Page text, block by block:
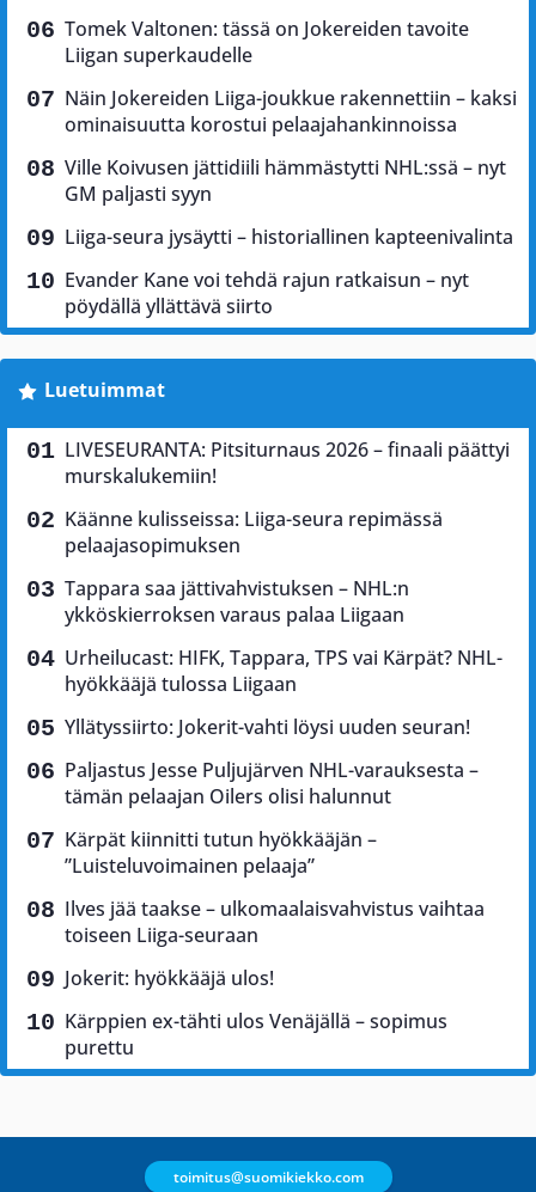
Tomek Valtonen: tässä on Jokereiden tavoite
Liigan superkaudelle
Näin Jokereiden Liiga-joukkue rakennettiin – kaksi
ominaisuutta korostui pelaajahankinnoissa
Ville Koivusen jättidiili hämmästytti NHL:ssä – nyt
GM paljasti syyn
Liiga-seura jysäytti – historiallinen kapteenivalinta
Evander Kane voi tehdä rajun ratkaisun – nyt
pöydällä yllättävä siirto
Luetuimmat
LIVESEURANTA: Pitsiturnaus 2026 – finaali päättyi
murskalukemiin!
Käänne kulisseissa: Liiga-seura repimässä
pelaajasopimuksen
Tappara saa jättivahvistuksen – NHL:n
ykköskierroksen varaus palaa Liigaan
Urheilucast: HIFK, Tappara, TPS vai Kärpät? NHL-
hyökkääjä tulossa Liigaan
Yllätyssiirto: Jokerit-vahti löysi uuden seuran!
Paljastus Jesse Puljujärven NHL-varauksesta –
tämän pelaajan Oilers olisi halunnut
Kärpät kiinnitti tutun hyökkääjän –
”Luisteluvoimainen pelaaja”
Ilves jää taakse – ulkomaalaisvahvistus vaihtaa
toiseen Liiga-seuraan
Jokerit: hyökkääjä ulos!
Kärppien ex-tähti ulos Venäjällä – sopimus
purettu
toimitus@suomikiekko.com